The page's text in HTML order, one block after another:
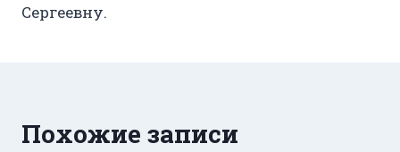
Сергеевну.
Похожие записи